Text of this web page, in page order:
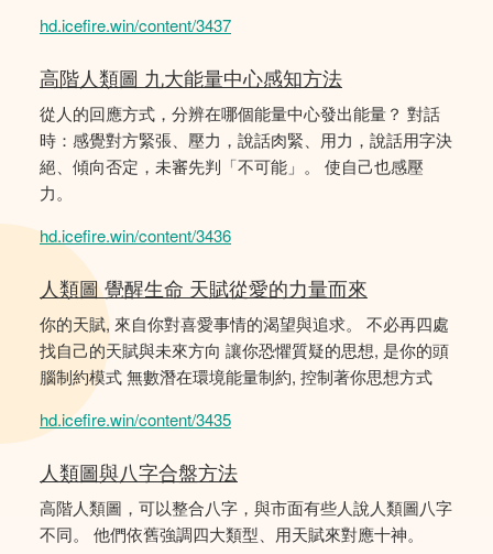
hd.icefire.win/content/3437
高階人類圖 九大能量中心感知方法
從人的回應方式，分辨在哪個能量中心發出能量？ 對話
時：感覺對方緊張、壓力，說話肉緊、用力，說話用字決
絕、傾向否定，未審先判「不可能」。 使自己也感壓
力。
hd.icefire.win/content/3436
人類圖 覺醒生命 天賦從愛的力量而來
你的天賦, 來自你對喜愛事情的渴望與追求。 不必再四處
找自己的天賦與未來方向 讓你恐懼質疑的思想, 是你的頭
腦制約模式 無數潛在環境能量制約, 控制著你思想方式
hd.icefire.win/content/3435
人類圖與八字合盤方法
高階人類圖，可以整合八字，與市面有些人說人類圖八字
不同。 他們依舊強調四大類型、用天賦來對應十神。